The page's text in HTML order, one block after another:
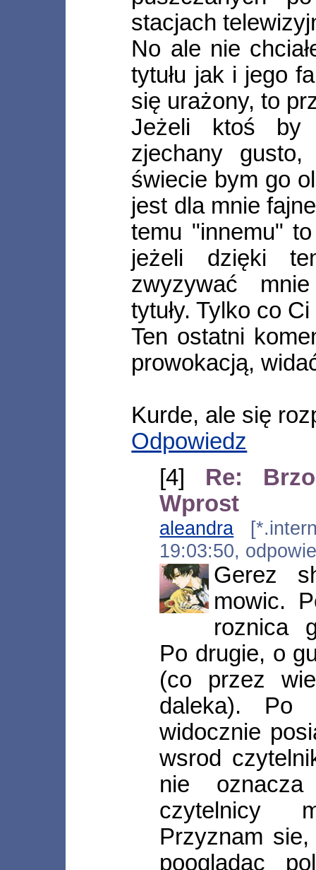
stacjach
No ale nie
tytułu jak i jego
się urażony, to
Jeżeli ktoś by
zjechany
świecie bym go
jest dla mnie
temu "innemu"
jeżeli dzięki
zwyzywać
tytuły. Tylko co
Ten ostatni
prowokacją,
Kurde, ale się
Odpowiedz
[4] Re:
Wprost
aleandra
19:03:50,
Gerez
mowic.
roznica
Po drugie, o
(co przez
daleka). Po
widocznie
wsrod
nie
czytelnicy
Przyznam
poogladac